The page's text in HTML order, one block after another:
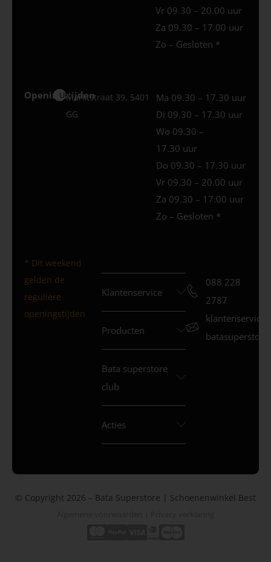
Vr 09.30 – 20.00 uur
Za 09.30 – 17.00 uur
Zo – Gesloten *
Openingstijden
Uden
Marktstraat 39, 5401
GG
Ma 09.30 – 17.30 uur
Di 09.30 – 17.30 uur
Wo 09.30 –
17.30 uur
Do 09.30 – 17.30 uur
Vr 09.30 – 20.00 uur
Za 09.30 – 17.00 uur
Zo – Gesloten *
* Dit weekend
gelden de
reguliere
openingstijden
Klantenservice
Producten
Bata superstore
club
Acties
088 228
2787
© Copyright 2026 – Bata Superstore | Schoenenwinkel Best